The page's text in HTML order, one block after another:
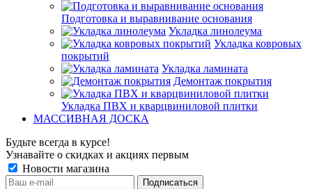
Подготовка и выравнивание основания
Укладка линолеума
Укладка ковровых
покрытий
Укладка ламината
Демонтаж покрытия
Укладка ПВХ и кварцвиниловой плитки
МАССИВНАЯ ДОСКА
Будьте всегда в курсе!
Узнавайте о скидках и акциях первым
Новости магазина